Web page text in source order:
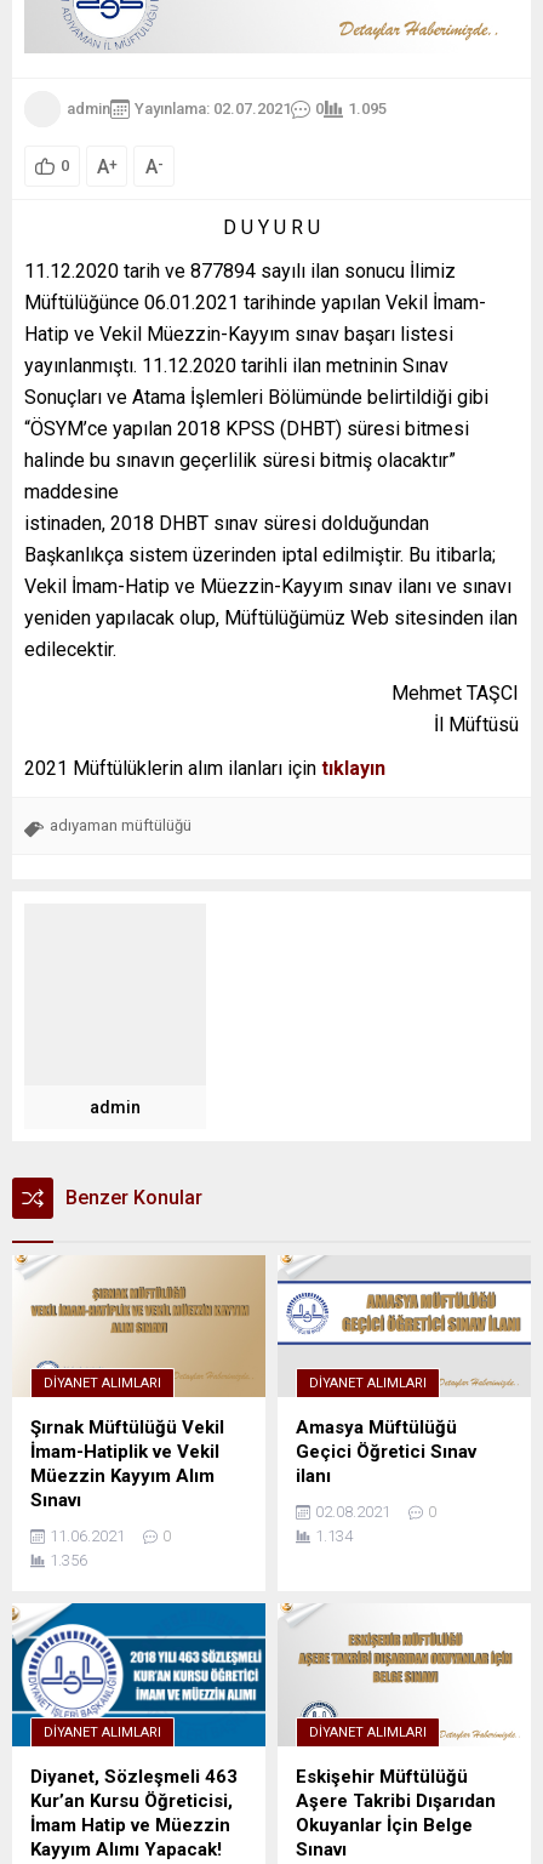
admin Yayınlama: 02.07.2021 0 1.095
0 A+ A-
D U Y U R U
11.12.2020 tarih ve 877894 sayılı ilan sonucu İlimiz
Müftülüğünce 06.01.2021 tarihinde yapılan Vekil İmam-
Hatip ve Vekil Müezzin-Kayyım sınav başarı listesi
yayınlanmıştı. 11.12.2020 tarihli ilan metninin Sınav
Sonuçları ve Atama İşlemleri Bölümünde belirtildiği gibi
“ÖSYM’ce yapılan 2018 KPSS (DHBT) süresi bitmesi
halinde bu sınavın geçerlilik süresi bitmiş olacaktır”
maddesine
istinaden, 2018 DHBT sınav süresi dolduğundan
Başkanlıkça sistem üzerinden iptal edilmiştir. Bu itibarla;
Vekil İmam-Hatip ve Müezzin-Kayyım sınav ilanı ve sınavı
yeniden yapılacak olup, Müftülüğümüz Web sitesinden ilan
edilecektir.
Mehmet TAŞCI
İl Müftüsü
2021 Müftülüklerin alım ilanları için tıklayın
adıyaman müftülüğü
admin
Benzer Konular
DIYANET ALIMLARI
Şırnak Müftülüğü Vekil
İmam-Hatiplik ve Vekil
Müezzin Kayyım Alım
Sınavı
11.06.2021
0
1.356
DIYANET ALIMLARI
Amasya Müftülüğü
Geçici Öğretici Sınav
ilanı
02.08.2021
0
1.134
DIYANET ALIMLARI
Diyanet, Sözleşmeli 463
Kur’an Kursu Öğreticisi,
İmam Hatip ve Müezzin
Kayyım Alımı Yapacak!
DIYANET ALIMLARI
Eskişehir Müftülüğü
Aşere Takribi Dışarıdan
Okuyanlar İçin Belge
Sınavı